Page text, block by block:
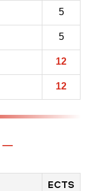
5
5
12
12
—
ECTS